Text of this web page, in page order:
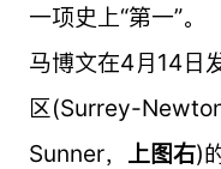
一项史上“第一”。
马博文在4月14日
区(Surrey-
Sunner，
上图右)